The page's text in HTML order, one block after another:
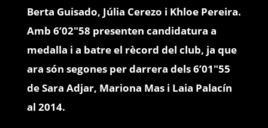
Berta Guisado, Júlia Cerezo i Khloe Pereira.
Amb 6’02″58 presenten candidatura a
medalla i a batre el rècord del club, ja que
ara són segones per darrera dels 6’01″55
de Sara Adjar, Mariona Mas i Laia Palacín
al 2014.